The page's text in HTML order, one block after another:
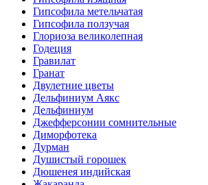
Гипсофила метельчатая
Гипсофила ползучая
Глориоза великолепная
Годеция
Гравилат
Гранат
Двулетние цветы
Дельфиниум Аякс
Дельфиниум
Джефферсонии сомнительные
Диморфотека
Дурман
Душистый горошек
Дюшенея индийская